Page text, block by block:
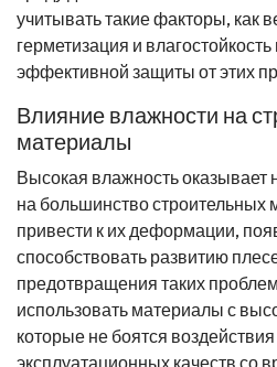
учитывать такие факторы, как
герметизация и
эффективной защиты от этих
Влияние влажности на
материалы
Высокая влажность оказывает
на большинство
привести к их деформации,
способствовать развитию
предотвращения таких
использовать материалы с
которые не боятся
эксплуатационных качеств со